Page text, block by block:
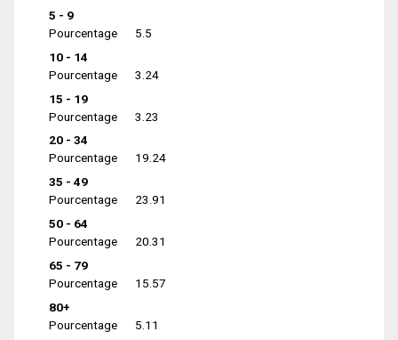
5 - 9
Pourcentage
5.5
10 - 14
Pourcentage
3.24
15 - 19
Pourcentage
3.23
20 - 34
Pourcentage
19.24
35 - 49
Pourcentage
23.91
50 - 64
Pourcentage
20.31
65 - 79
Pourcentage
15.57
80+
Pourcentage
5.11